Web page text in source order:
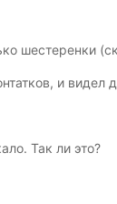
шестеренки
и видел
Так ли это?